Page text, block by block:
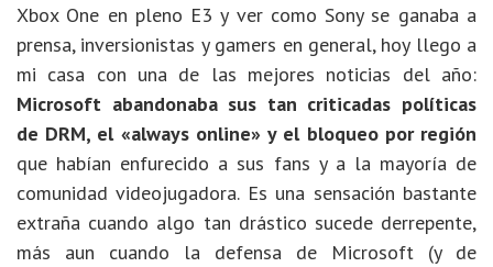
Xbox One en pleno E3 y ver como Sony se ganaba a
prensa, inversionistas y gamers en general, hoy llego a
mi casa con una de las mejores noticias del año:
Microsoft abandonaba sus tan criticadas políticas
de DRM, el «always online» y el bloqueo por región
que habían enfurecido a sus fans y a la mayoría de
comunidad videojugadora. Es una sensación bastante
extraña cuando algo tan drástico sucede derrepente,
más aun cuando la defensa de Microsoft (y de